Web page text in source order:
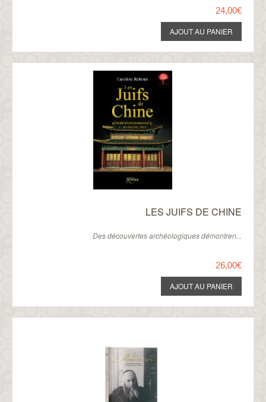
24,00€
LES JUIFS DE CHINE
Des découvertes archéologiques démontren...
26,00€